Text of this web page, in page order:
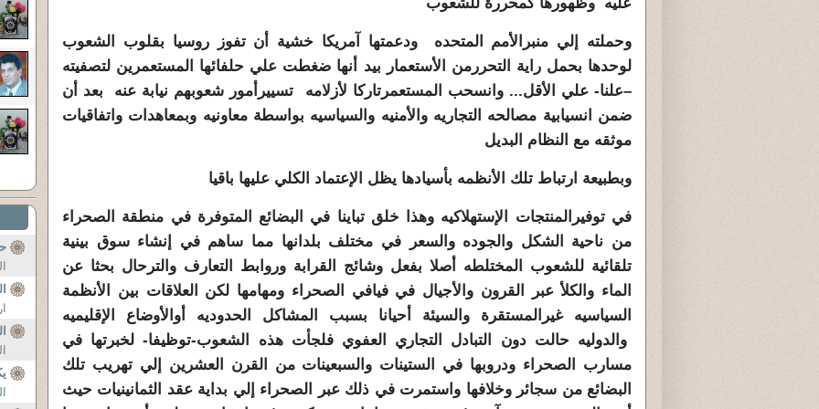
وحملته إلي منبرالأمم المتحده ودعمتها آمريكا خشية أن تفوز روسيا بقلوب الشعوب
لوحدها بحمل راية التحررمن الأستعمار بيد أنها ضغطت علي حلفائها المستعمرين لتصفيته
–علنا- علي الأقل... وانسحب المستعمرتاركا لأزلامه تسييرأمور شعوبهم نيابة عنه بعد أن
ضمن انسيابية مصالحه التجاريه والأمنيه والسياسيه بواسطة معاونيه وبمعاهدات واتفاقيات
موثقه مع النظام البديل
وبطبيعة ارتباط تلك الأنظمه بأسيادها يظل الإعتماد الكلي عليها باقيا
في توفيرالمنتجات الإستهلاكيه وهذا خلق تباينا في البضائع المتوفرة في منطقة الصحراء
من ناحية الشكل والجوده والسعر في مختلف بلدانها مما ساهم في إنشاء سوق بينية
تلقائية للشعوب المختلطه أصلا بفعل وشائج القرابة وروابط التعارف والترحال بحثا عن
الماء والكلأ عبر القرون والأجيال في فيافي الصحراء ومهامها لكن العلاقات بين الأنظمة
السياسيه غيرالمستقرة والسيئة أحيانا بسبب المشاكل الحدوديه أوالأوضاع الإقليميه
والدوليه حالت دون التبادل التجاري العفوي فلجأت هذه الشعوب-توظيفا- لخبرتها في
مسارب الصحراء ودروبها في الستينات والسبعينات من القرن العشرين إلي تهريب تلك
البضائع من سجائر وخلافها واستمرت في ذلك عبر الصحراء إلي بداية عقد الثمانينيات حيث